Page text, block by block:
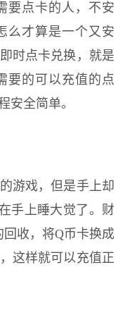
要点卡的人，不安
么才算是一个又安
时点卡兑换，就是
要的可以充值的点
安全简单。
游戏，但是手上却
手上睡大觉了。财
收，将Q币卡换成
这样就可以充值正